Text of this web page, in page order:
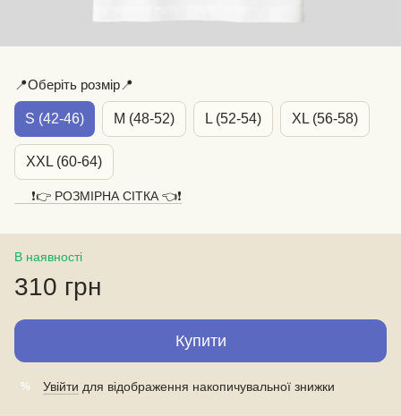
📍Оберіть розмір📍
S (42-46) M (48-52) L (52-54) XL (56-58)
XXL (60-64)
❗️👉 РОЗМІРНА СІТКА 👈❗️
В наявності
310 грн
Купити
% Увійти для відображення накопичувальної знижки